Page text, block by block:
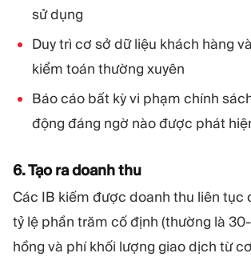
sử dụng
Duy trì cơ sở dữ liệu khách hàng
kiểm toán thường xuyên
Báo cáo bất kỳ vi phạm chính
động đáng ngờ nào được phát
6. Tạo ra doanh thu
Các IB kiếm được doanh thu liên tục
tỷ lệ phần trăm cố định (thường là
hồng và phí khối lượng giao dịch từ